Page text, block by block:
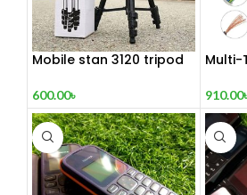
Mobile stan 3120 tripod
600.00৳
Multi-
910.00